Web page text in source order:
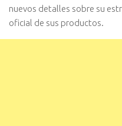
nuevos detalles sobre su
oficial de sus productos.